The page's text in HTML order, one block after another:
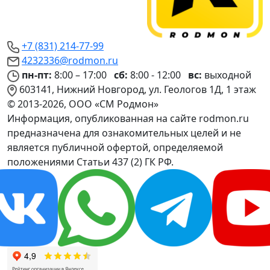
+7 (831) 214-77-99
4232336@rodmon.ru
пн-пт: 8:00 – 17:00 сб: 8:00 - 12:00 вс: выходной
603141, Нижний Новгород, ул. Геологов 1Д, 1 этаж
© 2013-2026, ООО «СМ Родмон»
Информация, опубликованная на сайте rodmon.ru
предназначена для ознакомительных целей и не
является публичной офертой, определяемой
положениями Статьи 437 (2) ГК РФ.